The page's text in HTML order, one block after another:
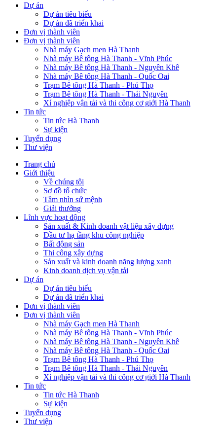
Dự án
Dự án tiêu biểu
Dự án đã triển khai
Đơn vị thành viên
Đơn vị thành viên
Nhà máy Gạch men Hà Thanh
Nhà máy Bê tông Hà Thanh - Vĩnh Phúc
Nhà máy Bê tông Hà Thanh - Nguyên Khê
Nhà máy Bê tông Hà Thanh - Quốc Oai
Trạm Bê tông Hà Thanh - Phú Thọ
Trạm Bê tông Hà Thanh - Thái Nguyên
Xí nghiệp vận tải và thi công cơ giới Hà Thanh
Tin tức
Tin tức Hà Thanh
Sự kiện
Tuyển dụng
Thư viện
Main
Trang chủ
Giới thiệu
Về chúng tôi
Sơ đồ tổ chức
Tầm nhìn sứ mệnh
Giải thưởng
Lĩnh vực hoạt động
Sản xuất & Kinh doanh vật liệu xây dựng
Đầu tư hạ tầng khu công nghiệp
Bất động sản
Thi công xây dựng
Sản xuất và kinh doanh năng lượng xanh
Kinh doanh dịch vụ vận tải
Dự án
Dự án tiêu biểu
Dự án đã triển khai
Đơn vị thành viên
Đơn vị thành viên
Nhà máy Gạch men Hà Thanh
Nhà máy Bê tông Hà Thanh - Vĩnh Phúc
Nhà máy Bê tông Hà Thanh - Nguyên Khê
Nhà máy Bê tông Hà Thanh - Quốc Oai
Trạm Bê tông Hà Thanh - Phú Thọ
Trạm Bê tông Hà Thanh - Thái Nguyên
Xí nghiệp vận tải và thi công cơ giới Hà Thanh
Tin tức
Tin tức Hà Thanh
Sự kiện
Tuyển dụng
Thư viện